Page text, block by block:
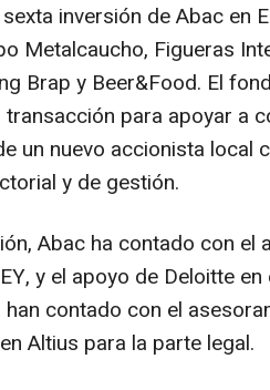
inversión de Abac en
Metalcaucho, Figueras
Brap y Beer&Food. El
para apoyar a
un nuevo accionista local
y de gestión.
Abac ha contado con el
y el apoyo de Deloitte
contado con el
Altius para la parte legal.